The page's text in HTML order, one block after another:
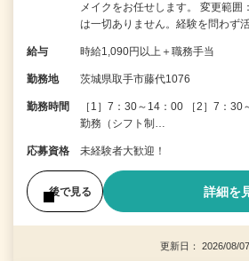
メイクをお任せします。 変更範
は一切ありません。経験を問わず
給与 時給1,090円以上＋職務手当
勤務地 茨城県取手市藤代1076
勤務時間
［1］7：30～14：00 ［2］7：
勤務（シフト制…
応募資格 未経験者大歓迎！
後で見る 詳細を
更新日： 2026/08/